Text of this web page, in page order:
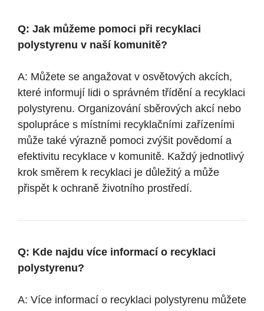
Q: Jak můžeme pomoci při recyklaci
polystyrenu v naší komunitě?
A: Můžete se angažovat v osvětových akcích,
které informují lidi o správném třídění a recyklaci
polystyrenu. Organizování sběrových akcí nebo
spolupráce s místními recyklačními zařízeními
může také výrazně pomoci zvýšit povědomí a
efektivitu recyklace v komunitě. Každý jednotlivý
krok směrem k recyklaci je důležitý a může
přispět k ochraně životního prostředí.
Q: Kde najdu více informací o recyklaci
polystyrenu?
A: Více informací o recyklaci polystyrenu můžete